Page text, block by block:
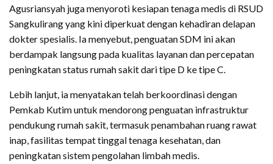
Agusriansyah juga menyoroti kesiapan tenaga medis di RSUD
Sangkulirang yang kini diperkuat dengan kehadiran delapan
dokter spesialis. Ia menyebut, penguatan SDM ini akan
berdampak langsung pada kualitas layanan dan percepatan
peningkatan status rumah sakit dari tipe D ke tipe C.
Lebih lanjut, ia menyatakan telah berkoordinasi dengan
Pemkab Kutim untuk mendorong penguatan infrastruktur
pendukung rumah sakit, termasuk penambahan ruang rawat
inap, fasilitas tempat tinggal tenaga kesehatan, dan
peningkatan sistem pengolahan limbah medis.